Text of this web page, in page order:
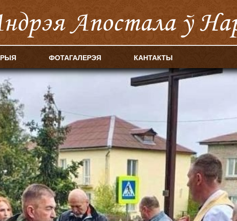
Апостала ў
ФОТАГАЛЕРЭЯ КАНТАКТЫ